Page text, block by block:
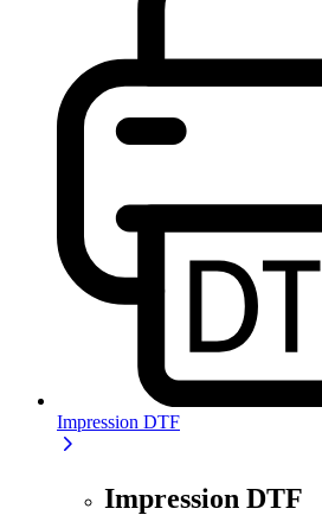
Impression DTF
Impression DTF